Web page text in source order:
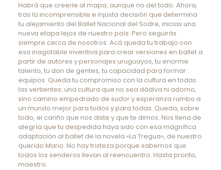
Habrá que creerle al mapa, aunque no del todo. Ahora,
tras la incomprensible e injusta decisión que determina
tu alejamiento del Ballet Nacional del Sodre, inicias una
nueva etapa lejos de nuestro país. Pero seguirás
siempre cerca de nosotros. Acá queda tu trabajo con
esa inagotable inventiva para crear versiones en ballet a
partir de autores y personajes uruguayos, tu enorme
talento, tu don de gentes, tu capacidad para formar
equipos. Queda tu compromiso con la cultura en todas
las vertientes; una cultura que no sea dádiva ni adorno,
sino camino empedrado de sudor y esperanza rumbo a
un mundo mejor para todos y para todas. Queda, sobre
todo, el cariño que nos diste y que te dimos. Nos llena de
alegría que tu despedida haya sido con esa magnífica
adaptación al ballet de la novela «La Tregua», de nuestro
querido Mario. No hay tristeza porque sabemos que
todos los senderos llevan al reencuentro. Hasta pronto,
maestro.